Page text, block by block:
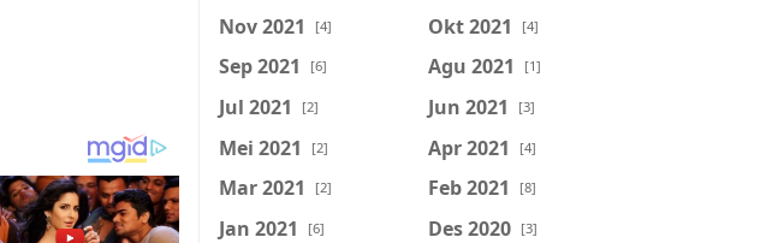
Nov 2021 [4] Okt 2021 [4]
Sep 2021 [6] Agu 2021 [1]
Jul 2021 [2] Jun 2021 [3]
Mei 2021 [2] Apr 2021 [4]
Mar 2021 [2] Feb 2021 [8]
Jan 2021 [6] Des 2020 [3]